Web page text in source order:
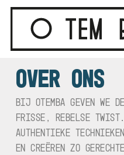
SKIP
CONTENT
OVER ONS
BIJ OTEMBA GEVEN WE
FRISSE, REBELSE TWIST.
AUTHENTIEKE
EN CREËREN ZO